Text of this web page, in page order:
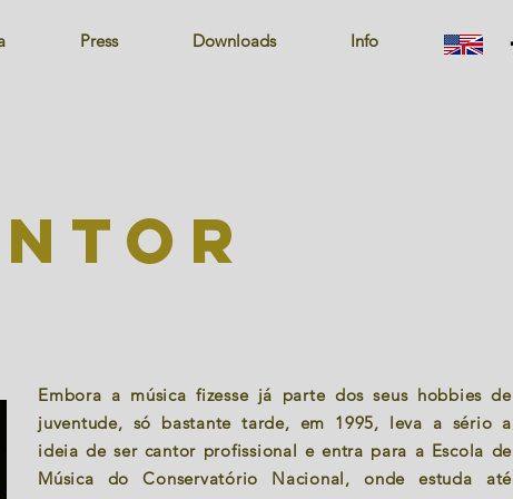
Press Downloads Info
Embora a música fizesse já parte dos seus hobbies de
juventude, só bastante tarde, em 1995, leva a sério a
ideia de ser cantor profissional e entra para a Escola de
Música do Conservatório Nacional, onde estuda até